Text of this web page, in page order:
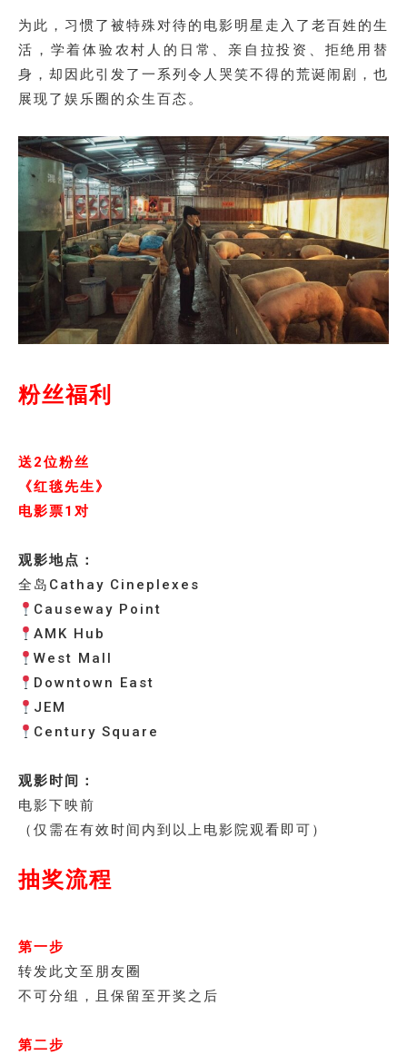
为此，习惯了被特殊对待的电影明星走入了老百姓的生
活，学着体验农村人的日常、亲自拉投资、拒绝用替
身，却因此引发了一系列令人哭笑不得的荒诞闹剧，也
展现了娱乐圈的众生百态。
粉丝福利
送2位粉丝
《红毯先生》
电影票1对
观影地点：
全岛Cathay Cineplexes
Causeway Point
AMK Hub
West Mall
Downtown East
JEM
Century Square
观影时间：
电影下映前
（仅需在有效时间内到以上电影院观看即可）
抽奖流程
第一步
转发此文至朋友圈
不可分组，且保留至开奖之后
第二步